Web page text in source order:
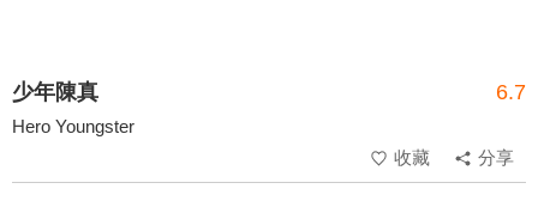
少年陳真 6.7
Hero Youngster
收藏
分享